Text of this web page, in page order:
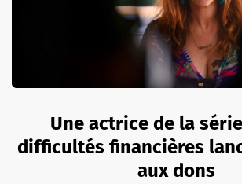
Une actrice de la
difficultés financières
aux dons